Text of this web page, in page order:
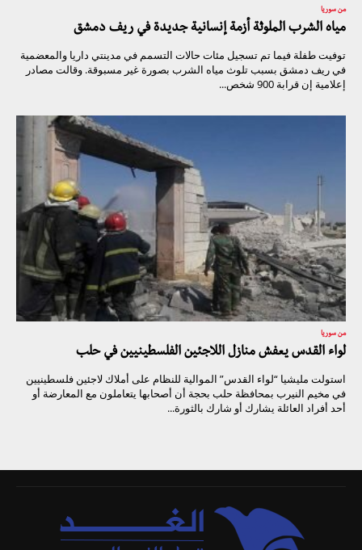
من سوريا
مياه الشرب الملوثة أزمة إنسانية جديدة في ريف دمشق
توفيت طفلة فيما تم تسجيل مئات حالات التسمم في مدينتي داريا والمعضمية
في ريف دمشق بسبب تلوث مياه الشرب بصورة غير مسبوقة. وقالت مصادر
إعلامية إن قرابة 900 شخص...
من سوريا
لواء القدس يعفش منازل اللاجئين الفلسطينيين في حلب
استولت مليشيا “لواء القدس” الموالية للنظام على أملاك لاجئين فلسطينيين
في مخيم النيرب بمحافظة حلب بحجة أن أصحابها يتعاملون مع المعارضة أو
أحد أفراد العائلة يشارك أو شارك بالثورة...